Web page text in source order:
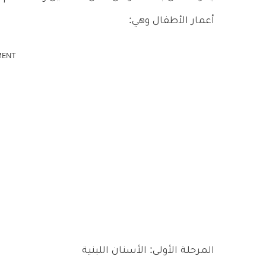
أعمار الأطفال وهي:
المرحلة الأولى: الأسنان اللبنية